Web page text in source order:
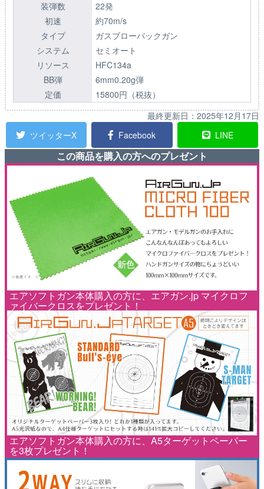
装弾数
22発
初速
約70m/s
タイプ
ガスブローバックガン
システム
セミオート
リソース
HFC134a
BB弾
6mm0.20g弾
定価
15800円（税抜）
最終更新日： 2025年12月17日
ツイッターX
Facebook LINE
この商品を購入の方へのプレゼント
エアソフトガン本体購入の方に、エアガン.jp マイクロフ
ァイバークロスをプレゼント！
エアソフトガン本体購入の方に、A5ターゲットペーパー
を3枚プレゼント！